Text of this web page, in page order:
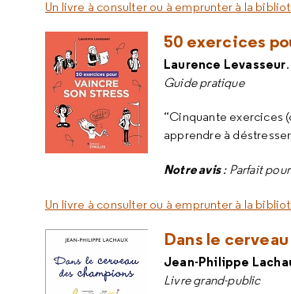
Un livre à consulter ou à emprunter à la
50 exercices
Laurence Levasseur
Guide pratique
“Cinquante exercices
apprendre à
Notre avis: Parfait
Un livre à consulter ou à emprunter à la
Dans le
Jean-Philippe
Livre grand-public